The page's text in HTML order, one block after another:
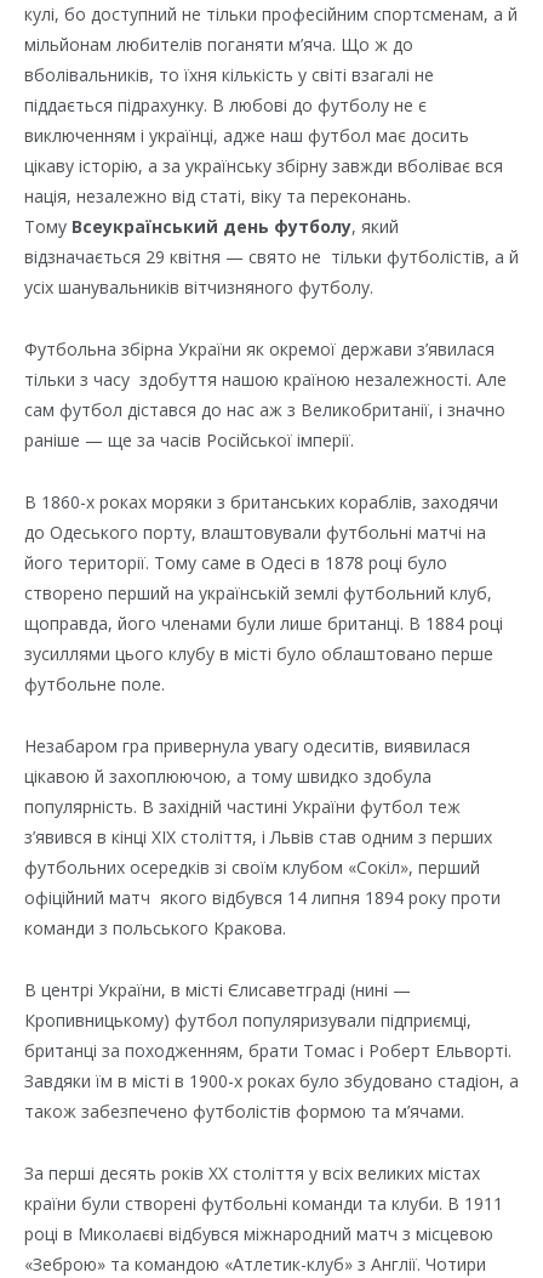
кулі, бо доступний не тільки професійним спортсменам, а й
мільйонам любителів поганяти м’яча. Що ж до
вболівальників, то їхня кількість у світі взагалі не
піддається підрахунку. В любові до футболу не є
виключенням і українці, адже наш футбол має досить
цікаву історію, а за українську збірну завжди вболіває вся
нація, незалежно від статі, віку та переконань.
Тому Всеукраїнський день футболу, який
відзначається 29 квітня — свято не тільки футболістів, а й
усіх шанувальників вітчизняного футболу.
Футбольна збірна України як окремої держави з’явилася
тільки з часу здобуття нашою країною незалежності. Але
сам футбол дістався до нас аж з Великобританії, і значно
раніше — ще за часів Російської імперії.
В 1860-х роках моряки з британських кораблів, заходячи
до Одеського порту, влаштовували футбольні матчі на
його території. Тому саме в Одесі в 1878 році було
створено перший на українській землі футбольний клуб,
щоправда, його членами були лише британці. В 1884 році
зусиллями цього клубу в місті було облаштовано перше
футбольне поле.
Незабаром гра привернула увагу одеситів, виявилася
цікавою й захоплюючою, а тому швидко здобула
популярність. В західній частині України футбол теж
з’явився в кінці XIX століття, і Львів став одним з перших
футбольних осередків зі своїм клубом «Сокіл», перший
офіційний матч якого відбувся 14 липня 1894 року проти
команди з польського Кракова.
В центрі України, в місті Єлисаветграді (нині —
Кропивницькому) футбол популяризували підприємці,
британці за походженням, брати Томас і Роберт Ельворті.
Завдяки їм в місті в 1900-х роках було збудовано стадіон, а
також забезпечено футболістів формою та м’ячами.
За перші десять років XX століття у всіх великих містах
країни були створені футбольні команди та клуби. В 1911
році в Миколаєві відбувся міжнародний матч з місцевою
«Зеброю» та командою «Атлетик-клуб» з Англії. Чотири